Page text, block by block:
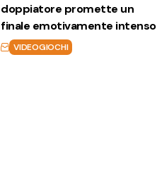
doppiatore promette un
finale emotivamente intenso
VIDEOGIOCHI